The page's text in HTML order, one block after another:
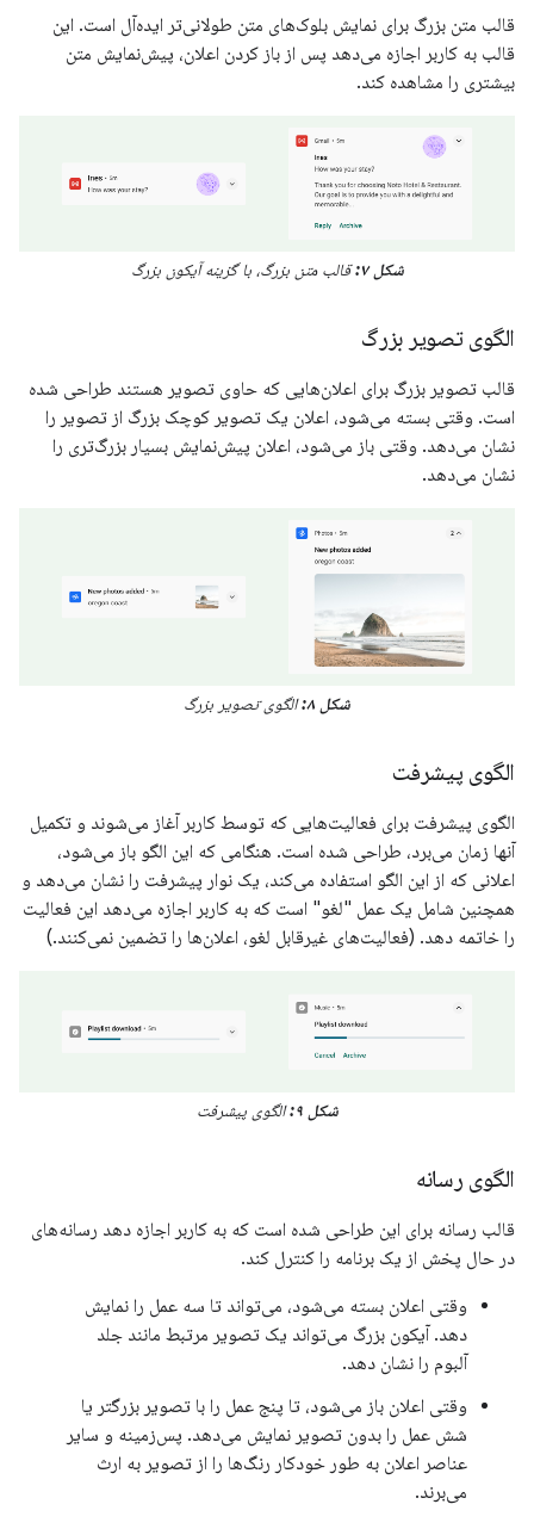
قالب متن بزرگ برای نمایش بلوک‌های متن طولانی‌تر ایده‌آل است. این
قالب به کاربر اجازه می‌دهد پس از باز کردن اعلان، پیش‌نمایش متن
بیشتری را مشاهده کند.
شکل ۷: قالب متن بزرگ، با گزینه آیکون بزرگ
الگوی تصویر بزرگ
قالب تصویر بزرگ برای اعلان‌هایی که حاوی تصویر هستند طراحی شده
است. وقتی بسته می‌شود، اعلان یک تصویر کوچک بزرگ از تصویر را
نشان می‌دهد. وقتی باز می‌شود، اعلان پیش‌نمایش بسیار بزرگ‌تری را
نشان می‌دهد.
شکل ۸: الگوی تصویر بزرگ
الگوی پیشرفت
الگوی پیشرفت برای فعالیت‌هایی که توسط کاربر آغاز می‌شوند و تکمیل
آنها زمان می‌برد، طراحی شده است. هنگامی که این الگو باز می‌شود،
اعلانی که از این الگو استفاده می‌کند، یک نوار پیشرفت را نشان می‌دهد و
همچنین شامل یک عمل "لغو" است که به کاربر اجازه می‌دهد این فعالیت
را خاتمه دهد. (فعالیت‌های غیرقابل لغو، اعلان‌ها را تضمین نمی‌کنند.)
شکل ۹: الگوی پیشرفت
الگوی رسانه
قالب رسانه برای این طراحی شده است که به کاربر اجازه دهد رسانه‌های
در حال پخش از یک برنامه را کنترل کند.
وقتی اعلان بسته می‌شود، می‌تواند تا سه عمل را نمایش
دهد. آیکون بزرگ می‌تواند یک تصویر مرتبط مانند جلد
آلبوم را نشان دهد.
وقتی اعلان باز می‌شود، تا پنج عمل را با تصویر بزرگتر یا
شش عمل را بدون تصویر نمایش می‌دهد. پس‌زمینه و سایر
عناصر اعلان به طور خودکار رنگ‌ها را از تصویر به ارث
می‌برند.